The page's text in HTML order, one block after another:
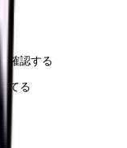
確認する
てる